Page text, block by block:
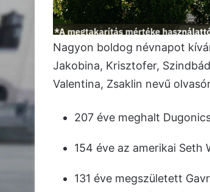
Nagyon boldog névnapot
Jakobina, Krisztofer,
Valentina, Zsaklin nevű
207 éve meghalt
154 éve az amerikai Seth
131 éve megszületett